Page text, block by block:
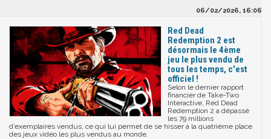
06/02/2026, 16:06
Red Dead
Redemption 2 est
désormais le 4ème
jeu le plus vendu de
tous les temps, c'est
officiel !
Selon le dernier rapport
financier de Take-Two
Interactive, Red Dead
Redemption 2 a dépassé
les 79 millions
d’exemplaires vendus, ce qui lui permet de se hisser à la quatrième place
des jeux vidéo les plus vendus au monde.